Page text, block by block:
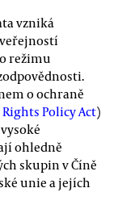
vzniká
režimu
o ochraně
Policy Act)
ohledně
skupin v Číně
unie a jejích